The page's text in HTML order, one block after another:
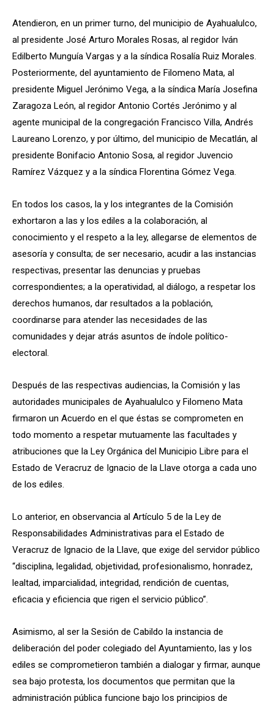
Atendieron, en un primer turno, del municipio de Ayahualulco,
al presidente José Arturo Morales Rosas, al regidor Iván
Edilberto Munguía Vargas y a la síndica Rosalía Ruiz Morales.
Posteriormente, del ayuntamiento de Filomeno Mata, al
presidente Miguel Jerónimo Vega, a la síndica María Josefina
Zaragoza León, al regidor Antonio Cortés Jerónimo y al
agente municipal de la congregación Francisco Villa, Andrés
Laureano Lorenzo, y por último, del municipio de Mecatlán, al
presidente Bonifacio Antonio Sosa, al regidor Juvencio
Ramírez Vázquez y a la síndica Florentina Gómez Vega.
En todos los casos, la y los integrantes de la Comisión
exhortaron a las y los ediles a la colaboración, al
conocimiento y el respeto a la ley, allegarse de elementos de
asesoría y consulta; de ser necesario, acudir a las instancias
respectivas, presentar las denuncias y pruebas
correspondientes; a la operatividad, al diálogo, a respetar los
derechos humanos, dar resultados a la población,
coordinarse para atender las necesidades de las
comunidades y dejar atrás asuntos de índole político-
electoral.
Después de las respectivas audiencias, la Comisión y las
autoridades municipales de Ayahualulco y Filomeno Mata
firmaron un Acuerdo en el que éstas se comprometen en
todo momento a respetar mutuamente las facultades y
atribuciones que la Ley Orgánica del Municipio Libre para el
Estado de Veracruz de Ignacio de la Llave otorga a cada uno
de los ediles.
Lo anterior, en observancia al Artículo 5 de la Ley de
Responsabilidades Administrativas para el Estado de
Veracruz de Ignacio de la Llave, que exige del servidor público
“disciplina, legalidad, objetividad, profesionalismo, honradez,
lealtad, imparcialidad, integridad, rendición de cuentas,
eficacia y eficiencia que rigen el servicio público”.
Asimismo, al ser la Sesión de Cabildo la instancia de
deliberación del poder colegiado del Ayuntamiento, las y los
ediles se comprometieron también a dialogar y firmar, aunque
sea bajo protesta, los documentos que permitan que la
administración pública funcione bajo los principios de